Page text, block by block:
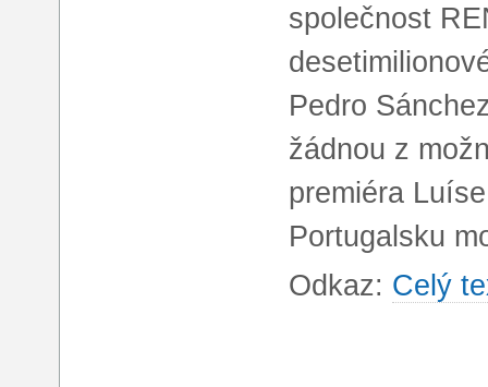
společnost
Pedro
žádnou z
premiéra
Portugalsku
Odkaz: Celý